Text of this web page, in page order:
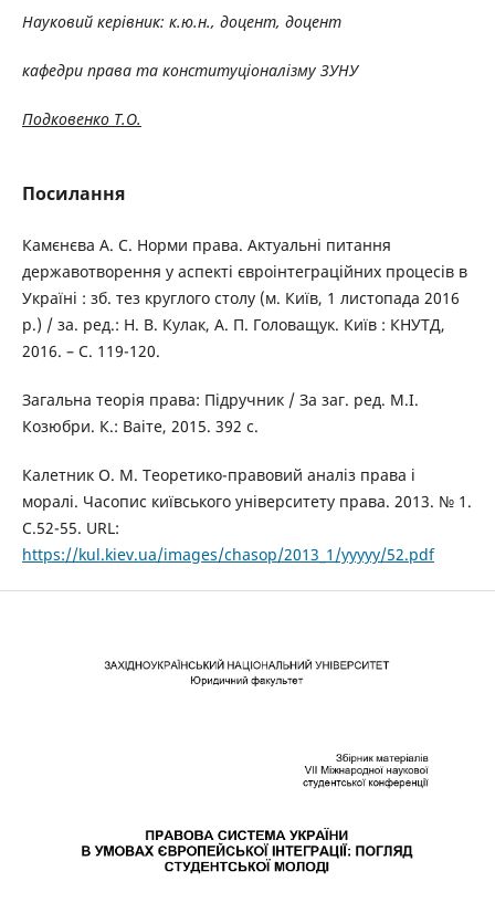
Науковий керівник: к.ю.н., доцент, доцент
кафедри права та конституціоналізму ЗУНУ
Подковенко Т.О.
Посилання
Камєнєва А. С. Норми права. Актуальні питання
державотворення у аспекті євроінтеграційних процесів в
Україні : зб. тез круглого столу (м. Київ, 1 листопада 2016
р.) / за. ред.: Н. В. Кулак, А. П. Головащук. Київ : КНУТД,
2016. – С. 119-120.
Загальна теорія права: Підручник / За заг. ред. М.І.
Козюбри. К.: Ваіте, 2015. 392 с.
Калетник О. М. Теоретико-правовий аналіз права і
моралі. Часопис київського університету права. 2013. № 1.
С.52-55. URL:
https://kul.kiev.ua/images/chasop/2013_1/yyyyy/52.pdf